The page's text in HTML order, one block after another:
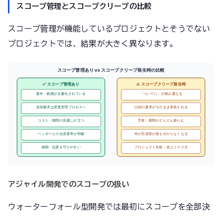
スコープ管理とスコープクリープの比較
スコープ管理が機能しているプロジェクトとそうでない
プロジェクトでは、結果が大きく異なります。
スコープ管理あり vs スコープクリープ発生時の比較
✅ スコープ管理あり
要件・範囲が文書化されている
追加要求は変更管理プロセスへ
コスト・期間の見通しが立つ
ベンダーとの合意基準が明確
納期・品質を守りやすい
⚠️ スコープクリープ発生時
「ついでに」が積み重なる
口頭の要求がそのまま実装される
予算・期間がどんどん膨らむ
何が完成形か誰も分からなくなる
プロジェクト失敗・炎上リスク大
アジャイル開発でのスコープの扱い
ウォーターフォール型開発では最初にスコープを全部決